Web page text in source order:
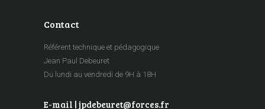
Contact
Référent technique et pédagogique
Jean Paul Debeuret
Du lundi au vendredi de 9H à 18H
E-mail | jpdebeuret@forces.fr